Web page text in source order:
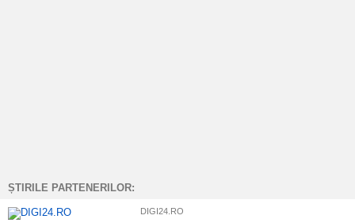
ȘTIRILE PARTENERILOR:
DIGI24.RO